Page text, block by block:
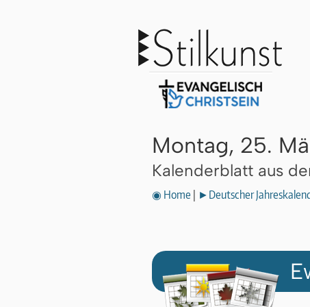
Montag, 25.
Kalenderblatt aus
◉ Home ►Deutscher